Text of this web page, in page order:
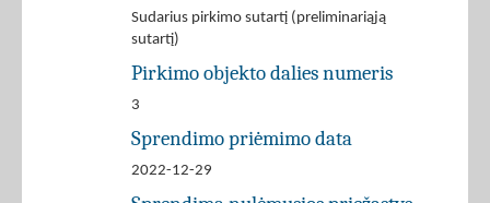
Sudarius pirkimo sutartį (preliminariąją
sutartį)
Pirkimo objekto dalies numeris
3
Sprendimo priėmimo data
2022-12-29